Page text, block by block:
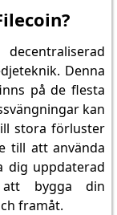
Denna
på de flesta
kan
stora förluster
till att använda
dig uppdaterad
bygga din
framåt.